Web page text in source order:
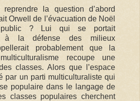
la question d’abord
Orwell de l’évacuation de Noël
public ? Lui qui se portait
à la défense des milieux
probablement que la
recoupe une
classes. Alors que l’espace
par un parti multiculturaliste qui
populaire dans le langage de
classes populaires cherchent